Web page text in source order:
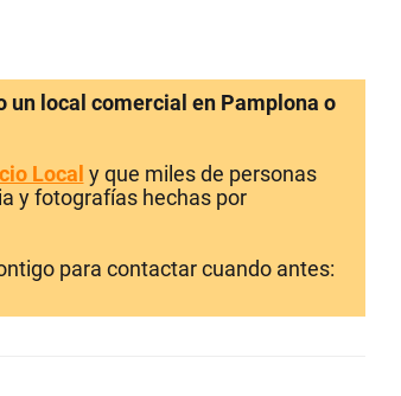
un local comercial en Pamplona o
Local y que miles de personas
y fotografías hechas por
para contactar cuando antes: